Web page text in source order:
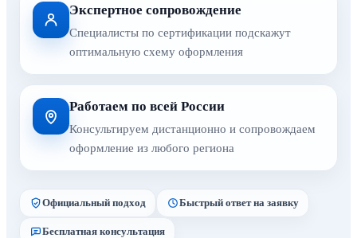
Экспертное сопровождение
Специалисты по сертификации подскажут
оптимальную схему оформления
Работаем по всей России
Консультируем дистанционно и сопровождаем
оформление из любого региона
Официальный подход Быстрый ответ на заявку
Бесплатная консультация